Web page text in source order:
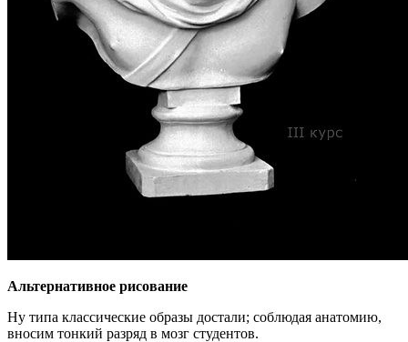
Альтернативное рисование
Ну типа классические образы достали; соблюдая анатомию,
вносим тонкий разряд в мозг студентов.